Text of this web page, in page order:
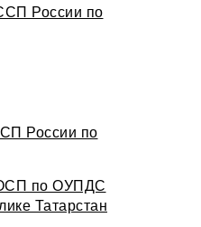
России по
России по
по ОУПДС
Татарстан